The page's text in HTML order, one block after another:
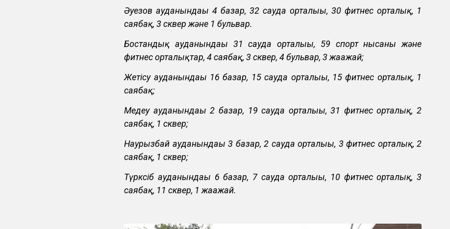
Әуезов ауданындағы 4 базар, 32 сауда орталығы, 30 фитнес орталық, 1
саябақ, 3 сквер және 1 бульвар.
Бостандық ауданындағы 31 сауда орталығы, 59 спорт нысаны және
фитнес орталықтар, 4 саябақ, 3 сквер, 4 бульвар, 3 жағажай;
Жетісу ауданындағы 16 базар, 15 сауда орталығы, 15 фитнес орталық, 1
саябақ;
Медеу ауданындағы 2 базар, 19 сауда орталығы, 31 фитнес орталық, 2
саябақ, 1 сквер;
Наурызбай ауданындағы 3 базар, 2 сауда орталығы, 3 фитнес орталық, 2
саябақ, 1 сквер;
Түрксіб ауданындағы 6 базар, 7 сауда орталығы, 10 фитнес орталық, 3
саябақ, 11 сквер, 1 жағажай.